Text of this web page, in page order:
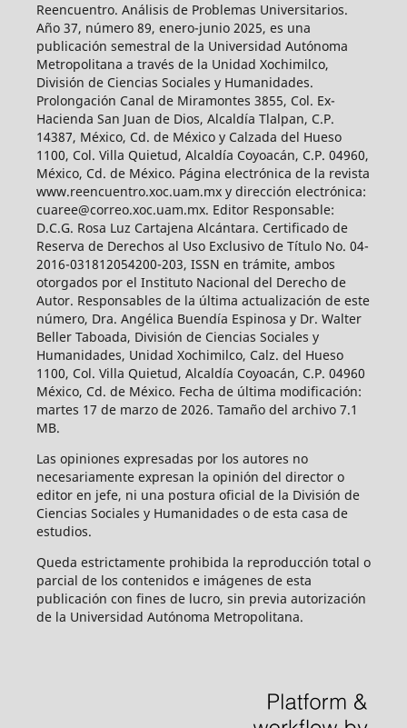
Reencuentro. Análisis de Problemas Universitarios.
Año 37, número 89, enero-junio 2025, es una
publicación semestral de la Universidad Autónoma
Metropolitana a través de la Unidad Xochimilco,
División de Ciencias Sociales y Humanidades.
Prolongación Canal de Miramontes 3855, Col. Ex-
Hacienda San Juan de Dios, Alcaldía Tlalpan, C.P.
14387, México, Cd. de México y Calzada del Hueso
1100, Col. Villa Quietud, Alcaldía Coyoacán, C.P. 04960,
México, Cd. de México. Página electrónica de la revista
www.reencuentro.xoc.uam.mx y dirección electrónica:
cuaree@correo.xoc.uam.mx. Editor Responsable:
D.C.G. Rosa Luz Cartajena Alcántara. Certificado de
Reserva de Derechos al Uso Exclusivo de Título No. 04-
2016-031812054200-203, ISSN en trámite, ambos
otorgados por el Instituto Nacional del Derecho de
Autor. Responsables de la última actualización de este
número, Dra. Angélica Buendía Espinosa y Dr. Walter
Beller Taboada, División de Ciencias Sociales y
Humanidades, Unidad Xochimilco, Calz. del Hueso
1100, Col. Villa Quietud, Alcaldía Coyoacán, C.P. 04960
México, Cd. de México. Fecha de última modificación:
martes 17 de marzo de 2026. Tamaño del archivo 7.1
MB.
Las opiniones expresadas por los autores no
necesariamente expresan la opinión del director o
editor en jefe, ni una postura oficial de la División de
Ciencias Sociales y Humanidades o de esta casa de
estudios.
Queda estrictamente prohibida la reproducción total o
parcial de los contenidos e imágenes de esta
publicación con fines de lucro, sin previa autorización
de la Universidad Autónoma Metropolitana.